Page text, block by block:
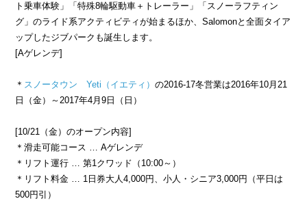
ト乗車体験」「特殊8輪駆動車＋トレーラー」「スノーラフティン
グ」のライド系アクティビティが始まるほか、Salomonと全面タイア
ップしたジブパークも誕生します。
[Aゲレンデ]
＊ スノータウン Yeti（イエティ）の2016-17冬営業は2016年10月21
日（金）～2017年4月9日（日）
[10/21（金）のオープン内容]
＊滑走可能コース … Aゲレンデ
＊リフト運行 … 第1クワッド（10:00～）
＊リフト料金 … 1日券大人4,000円、小人・シニア3,000円（平日は
500円引）